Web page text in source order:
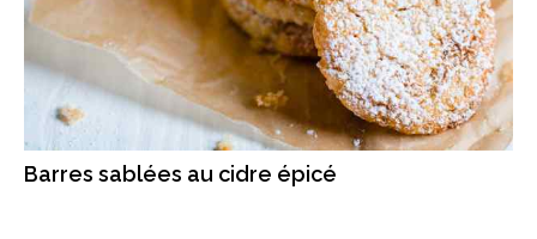
Barres sablées au cidre épicé